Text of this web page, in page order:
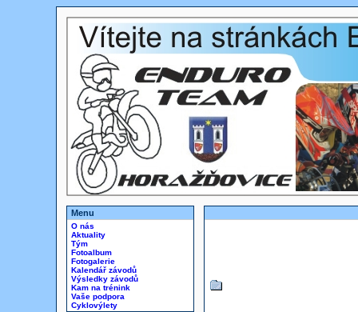
Menu
O nás
Aktuality
Tým
Fotoalbum
Fotogalerie
Kalendář závodů
Výsledky závodů
Kam na trénink
Vaše podpora
Cyklovýlety